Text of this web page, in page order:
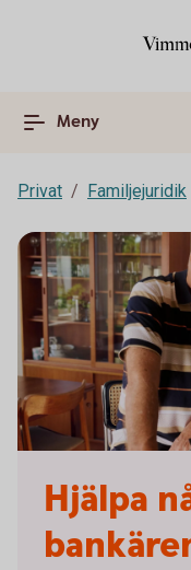
Meny
Privat Familjejuridik
Hjälpa